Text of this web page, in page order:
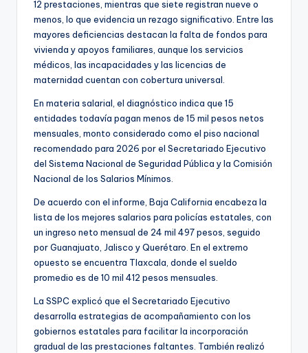
12 prestaciones, mientras que siete registran nueve o
menos, lo que evidencia un rezago significativo. Entre las
mayores deficiencias destacan la falta de fondos para
vivienda y apoyos familiares, aunque los servicios
médicos, las incapacidades y las licencias de
maternidad cuentan con cobertura universal.
En materia salarial, el diagnóstico indica que 15
entidades todavía pagan menos de 15 mil pesos netos
mensuales, monto considerado como el piso nacional
recomendado para 2026 por el Secretariado Ejecutivo
del Sistema Nacional de Seguridad Pública y la Comisión
Nacional de los Salarios Mínimos.
De acuerdo con el informe, Baja California encabeza la
lista de los mejores salarios para policías estatales, con
un ingreso neto mensual de 24 mil 497 pesos, seguido
por Guanajuato, Jalisco y Querétaro. En el extremo
opuesto se encuentra Tlaxcala, donde el sueldo
promedio es de 10 mil 412 pesos mensuales.
La SSPC explicó que el Secretariado Ejecutivo
desarrolla estrategias de acompañamiento con los
gobiernos estatales para facilitar la incorporación
gradual de las prestaciones faltantes. También realizó